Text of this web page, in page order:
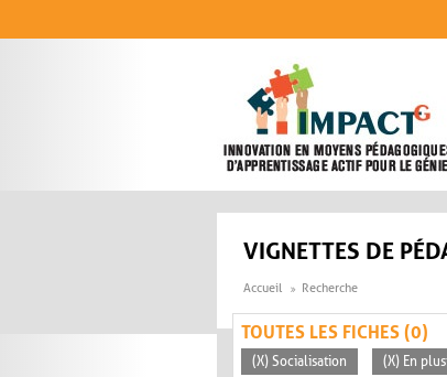
VIGNETTES DE
Accueil Recherche
TOUTES LES FICHES (0)
(X) Socialisation (X) En